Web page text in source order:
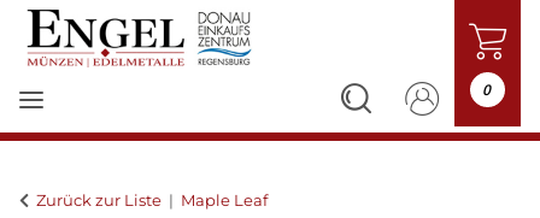
0
Zurück zur Liste Maple Leaf